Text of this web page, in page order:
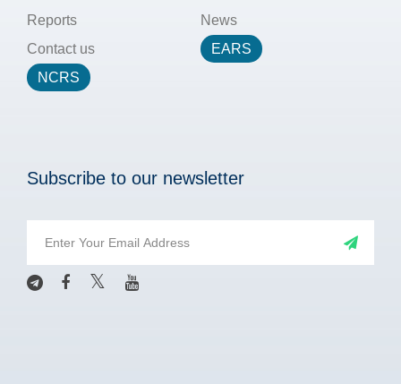
Reports
News
Contact us
EARS
NCRS
Subscribe to our newsletter